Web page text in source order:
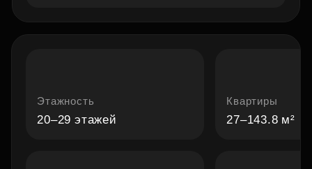
Этажность
20–29 этажей
Квартиры
27–143.8 м²